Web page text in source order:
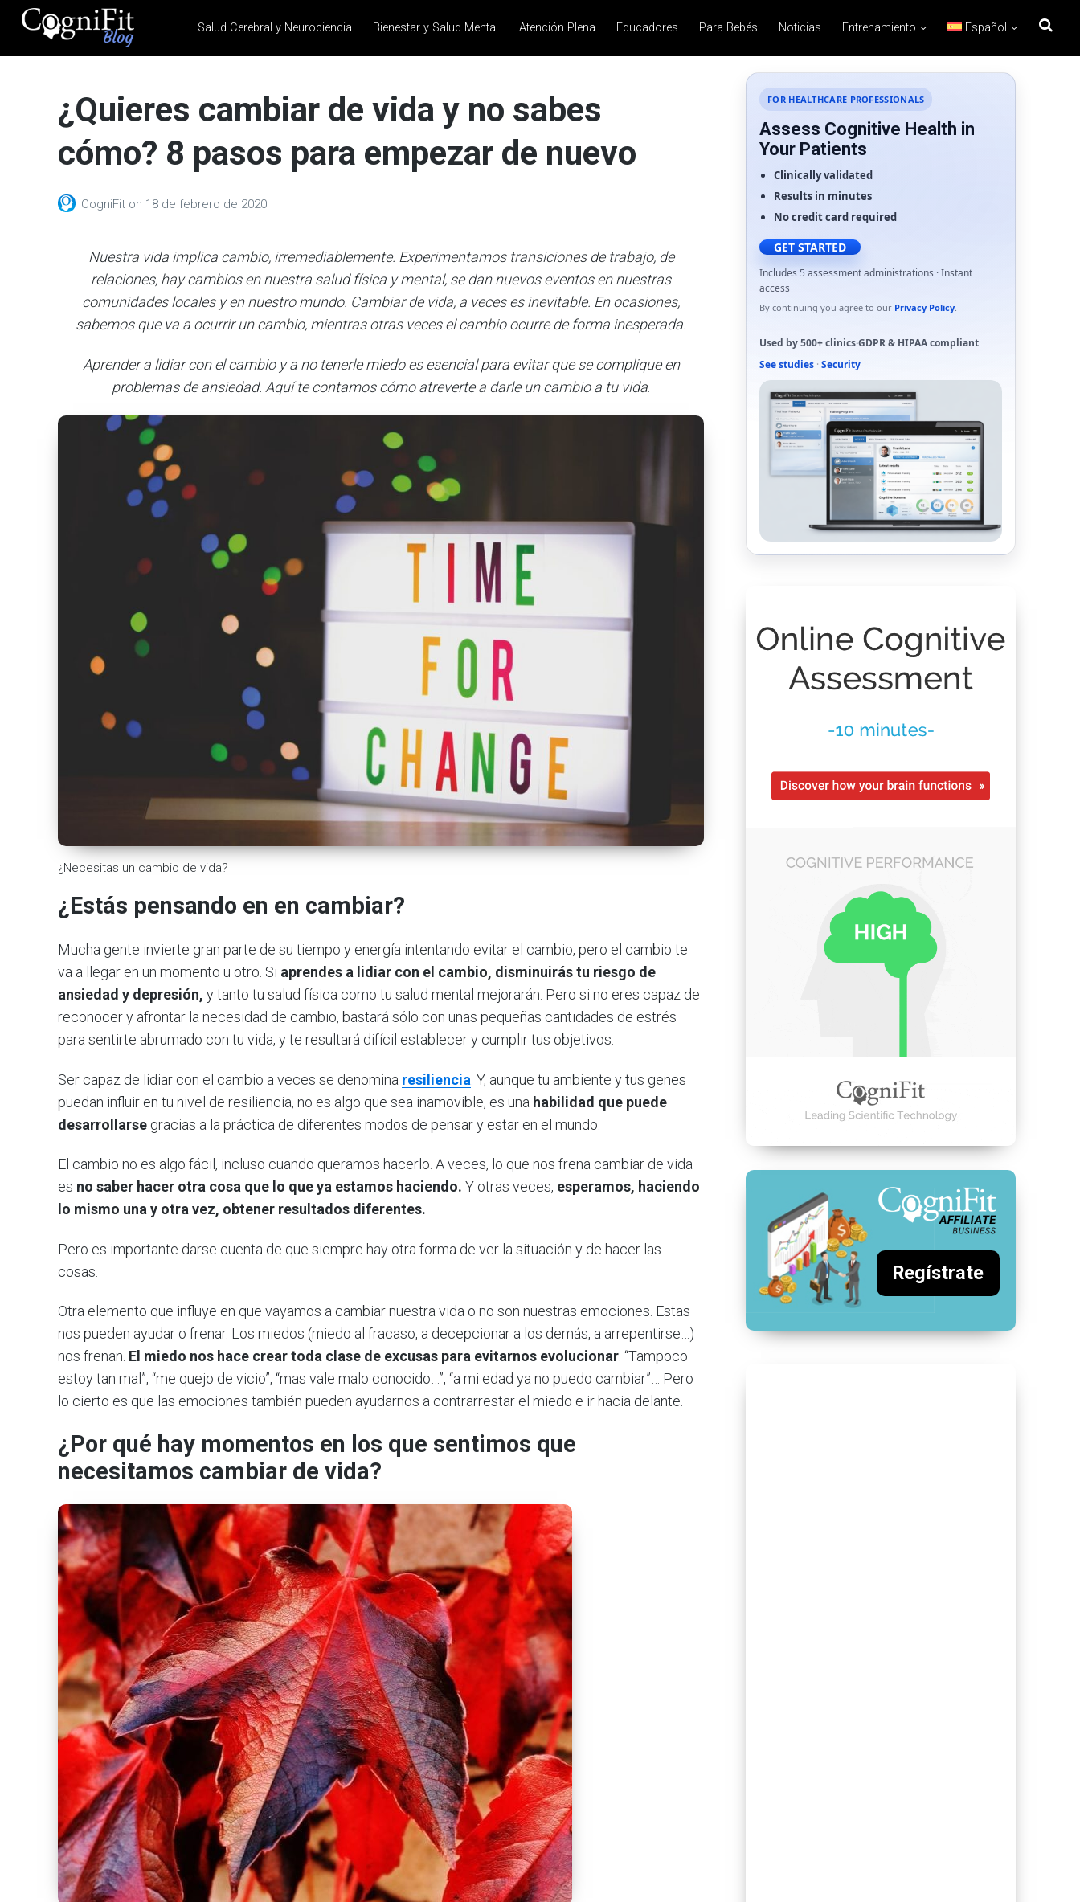
CogniFit
Health
News
Brain Training, Mental
Salud Cerebral y Neurociencia Bienestar y Salud Mental Atención Plena Educadores Para Bebés Noticias Entrenamiento Español
¿Quieres cambiar de vida y no sabes
cómo? 8 pasos para empezar de nuevo
CogniFit on 18 de febrero de 2020
Nuestra vida implica cambio, irremediablemente. Experimentamos transiciones de trabajo, de
relaciones, hay cambios en nuestra salud física y mental, se dan nuevos eventos en nuestras
comunidades locales y en nuestro mundo. Cambiar de vida, a veces es inevitable. En ocasiones,
sabemos que va a ocurrir un cambio, mientras otras veces el cambio ocurre de forma inesperada.
Aprender a lidiar con el cambio y a no tenerle miedo es esencial para evitar que se complique en
problemas de ansiedad. Aquí te contamos cómo atreverte a darle un cambio a tu vida
¿Necesitas un cambio de vida?
¿Estás pensando en en cambiar?
Mucha gente invierte gran parte de su tiempo y energía intentando evitar el cambio, pero el cambio te
va a llegar en un momento u otro. Si aprendes a lidiar con el cambio, disminuirás tu riesgo de
ansiedad y depresión, y tanto tu salud física como tu salud mental mejorarán. Pero si no eres capaz de
reconocer y afrontar la necesidad de cambio, bastará sólo con unas pequeñas cantidades de estrés
para sentirte abrumado con tu vida, y te resultará difícil establecer y cumplir tus objetivos.
Ser capaz de lidiar con el cambio a veces se denomina resiliencia . Y, aunque tu ambiente y tus genes
puedan influir en tu nivel de resiliencia, no es algo que sea inamovible, es una habilidad que puede
desarrollarse gracias a la práctica de diferentes modos de pensar y estar en el mundo.
El cambio no es algo fácil, incluso cuando queramos hacerlo. A veces, lo que nos frena cambiar de vida
es no saber hacer otra cosa que lo que ya estamos haciendo. Y otras veces, esperamos, haciendo
lo mismo una y otra vez, obtener resultados diferentes.
Pero es importante darse cuenta de que siempre hay otra forma de ver la situación y de hacer las
cosas.
Otra elemento que influye en que vayamos a cambiar nuestra vida o no son nuestras emociones. Estas
nos pueden ayudar o frenar. Los miedos (miedo al fracaso, a decepcionar a los demás, a arrepentirse…)
nos frenan. El miedo nos hace crear toda clase de excusas para evitarnos evolucionar: “Tampoco
estoy tan mal”, “me quejo de vicio”, “mas vale malo conocido…”, “a mi edad ya no puedo cambiar”… Pero
lo cierto es que las emociones también pueden ayudarnos a contrarrestar el miedo e ir hacia delante.
¿Por qué hay momentos en los que sentimos que
necesitamos cambiar de vida?
FOR HEALTHCARE PROFESSIONALS
Assess Cognitive Health in
Your Patients
Clinically validated
Results in minutes
No credit card required
GET STARTED
Includes 5 assessment administrations · Instant
access
By continuing you agree to our Privacy Policy.
Used by500+ clinics·GDPR& HIPAAcompliant
See studies · Security
Regístrate